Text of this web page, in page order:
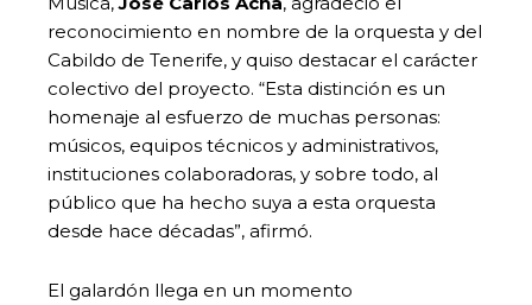
reconocimiento en nombre de la orquesta y del
Cabildo de Tenerife, y quiso destacar el carácter
colectivo del proyecto. “Esta distinción es un
homenaje al esfuerzo de muchas personas:
músicos, equipos técnicos y administrativos,
instituciones colaboradoras, y sobre todo, al
público que ha hecho suya a esta orquesta
desde hace décadas”, afirmó.
El galardón llega en un momento